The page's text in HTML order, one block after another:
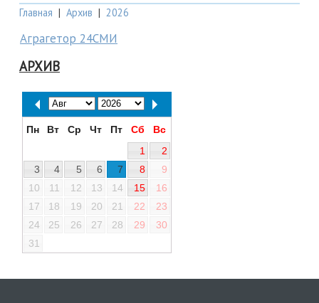
Главная | Архив | 2026
Аграгетор 24СМИ
АРХИВ
Пн Вт Ср Чт Пт Сб
Вс
1
2
3
4 5 6 7 8
9
10
11 12 13 14 15
16
17
18 19 20 21 22
23
24
25 26 27 28 29
30
31